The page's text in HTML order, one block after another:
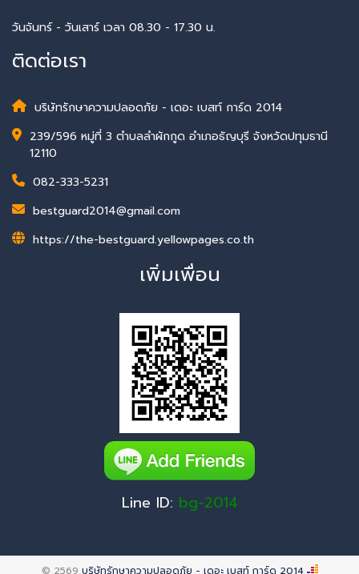
วันจันทร์ - วันเสาร์ เวลา 08.30 - 17.30 น.
ติดต่อเรา
บริษัทรักษาความปลอดภัย - เดอะ เบสท์ การ์ด 2014
239/596 หมู่ที่ 3 ตำบลลำผักกูด อำเภอธัญบุรี จังหวัดปทุมธานี
12110
082-333-5231
bestguard2014@gmail.com
https://the-bestguard.yellowpages.co.th
เพิ่มเพื่อน
Line ID: bg-2014
© 2569 บริษัทรักษาความปลอดภัย - เดอะ เบสท์ การ์ด 2014